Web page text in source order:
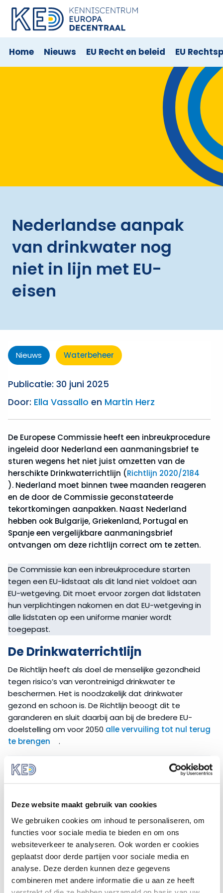
Deze website maakt gebruik van cookies
We gebruiken cookies om inhoud te personaliseren, om
functies voor sociale media te bieden en om ons
websiteverkeer te analyseren. Ook worden er cookies
geplaatst door derde partijen voor sociale media en
analyse. Deze derden kunnen deze gegevens
combineren met andere informatie die u aan ze heeft
Home Nieuws EU Recht en beleid EU
Nederlandse aanpak
van drinkwater nog
niet in lijn met EU-
eisen
Nieuws Waterbeheer
Publicatie: 30 juni 2025
Door: Ella Vassallo en Martin Herz
De Europese Commissie heeft een inbreukprocedure
ingeleid door Nederland een aanmaningsbrief te
sturen wegens het niet juist omzetten van de
herschikte Drinkwaterrichtlijn (Richtlijn 2020/2184
). Nederland moet binnen twee maanden reageren
en de door de Commissie geconstateerde
tekortkomingen aanpakken. Naast Nederland
hebben ook Bulgarije, Griekenland, Portugal en
Spanje een vergelijkbare aanmaningsbrief
ontvangen om deze richtlijn correct om te zetten.
De Commissie kan een inbreukprocedure starten
tegen een EU-lidstaat als dit land niet voldoet aan
EU-wetgeving. Dit moet ervoor zorgen dat lidstaten
hun verplichtingen nakomen en dat EU-wetgeving in
alle lidstaten op een uniforme manier wordt
toegepast.
De Drinkwaterrichtlijn
De Richtlijn heeft als doel de menselijke gezondheid
tegen risico’s van verontreinigd drinkwater te
beschermen. Het is noodzakelijk dat drinkwater
gezond en schoon is. De Richtlijn beoogt dit te
garanderen en sluit daarbij aan bij de bredere EU-
doelstelling om voor 2050 alle vervuiling tot nul terug
te brengen
.
De Richtlijn maakt gebruik van het begrip “voor
menselijke consumptie bestemd water”. Dit betekent
water dat mensen op allerlei manieren in het
aan drinken, koken of eten klaarmaken. De kwaliteit
moet gelijk zijn ongeacht herkomst of vervoer. Onder
de definitie valt ook al het water dat bedrijven
gebruiken in het maken, behandelen en conserveren
van goederen die mensen gebruiken.
De herschikte Drinkwaterrichtlijn voorziet in
geactualiseerde waterkwaliteitsnormen, het